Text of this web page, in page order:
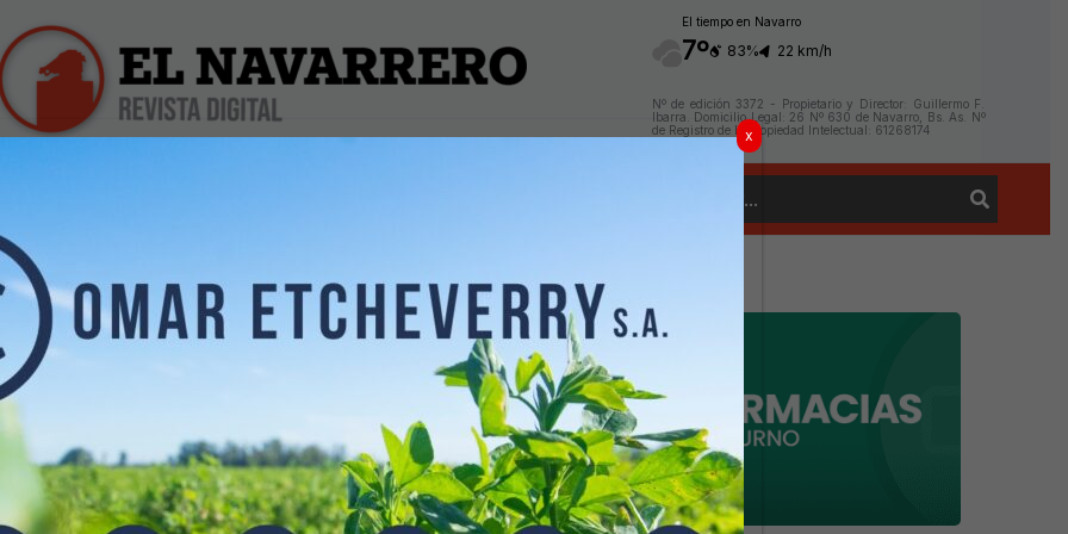
El tiempo en Navarro
7º 83% 22 km/h
Nº de edición 3372 - Propietario y Director: Guillermo F.
Ibarra. Domicilio Legal: 26 Nº 630 de Navarro, Bs. As. Nº
de Registro de la Propiedad Intelectual: 61268174
x